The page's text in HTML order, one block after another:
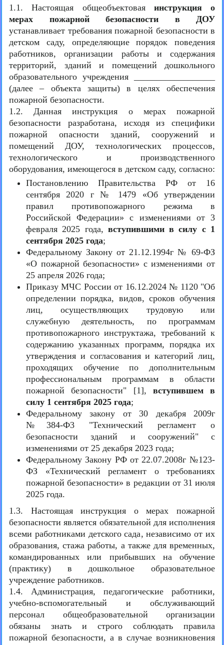
1.1. Настоящая общеобъектовая инструкция о
мерах пожарной безопасности в ДОУ
устанавливает требования пожарной безопасности в
детском саду, определяющие порядок поведения
работников, организации работы и содержания
территорий, зданий и помещений дошкольного
образовательного учреждения __________________
(далее – объекта защиты) в целях обеспечения
пожарной безопасности.
1.2. Данная инструкция о мерах пожарной
безопасности разработана, исходя из специфики
пожарной опасности зданий, сооружений и
помещений ДОУ, технологических процессов,
технологического и производственного
оборудования, имеющегося в детском саду, согласно:
Постановлению Правительства РФ от 16
сентября 2020 г № 1479 «Об утверждении
правил противопожарного режима в
Российской Федерации» с изменениями от 3
февраля 2025 года, вступившими в силу с 1
сентября 2025 года;
Федеральному Закону от 21.12.1994г № 69-ФЗ
«О пожарной безопасности» с изменениями от
25 апреля 2026 года;
Приказу МЧС России от 16.12.2024 № 1120 "Об
определении порядка, видов, сроков обучения
лиц, осуществляющих трудовую или
служебную деятельность, по программам
противопожарного инструктажа, требований к
содержанию указанных программ, порядка их
утверждения и согласования и категорий лиц,
проходящих обучение по дополнительным
профессиональным программам в области
пожарной безопасности" [1], вступившем в
силу 1 сентября 2025 года;
Федеральному закону от 30 декабря 2009г
№384-Ф3 "Технический регламент о
безопасности зданий и сооружений" с
изменениями от 25 декабря 2023 года;
Федеральному Закону РФ от 22.07.2008г №123-
ФЗ «Технический регламент о требованиях
пожарной безопасности» в редакции от 31 июля
2025 года.
1.3. Настоящая инструкция о мерах пожарной
безопасности является обязательной для исполнения
всеми работниками детского сада, независимо от их
образования, стажа работы, а также для временных,
командированных или прибывших на обучение
(практику) в дошкольное образовательное
учреждение работников.
1.4. Администрация, педагогические работники,
учебно-вспомогательный и обслуживающий
персонал общеобразовательной организации
обязаны знать и строго соблюдать правила
пожарной безопасности, а в случае возникновения